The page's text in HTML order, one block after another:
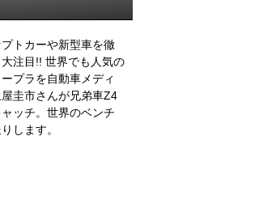
トカーや新型車を徹
注目!! 世界でも人気の
プラを自動車メディ
圭市さんが兄弟車Z4
ッチ。世界のベンチ
します。